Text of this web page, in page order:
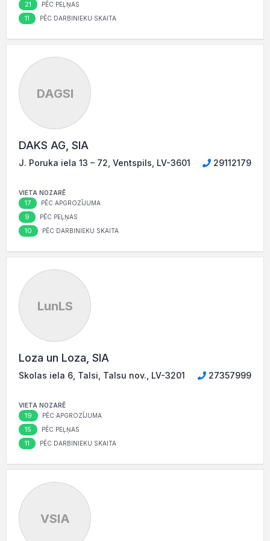
21 PĒC PEĻŅAS
11 PĒC DARBINIEKU SKAITA
DAGSI
DAKS AG, SIA
J. Poruka iela 13 – 72, Ventspils, LV-3601 29112179
VIETA NOZARĒ
17 PĒC APGROZĪJUMA
9 PĒC PEĻŅAS
10 PĒC DARBINIEKU SKAITA
LunLS
Loza un Loza, SIA
Skolas iela 6, Talsi, Talsu nov., LV-3201 27357999
VIETA NOZARĒ
19 PĒC APGROZĪJUMA
15 PĒC PEĻŅAS
11 PĒC DARBINIEKU SKAITA
VSIA